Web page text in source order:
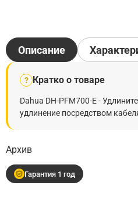
Описание
? Кратко о товаре
Dahua DH-PFM700-E -
удлинение посредством
Архив
Гарантия 1 год